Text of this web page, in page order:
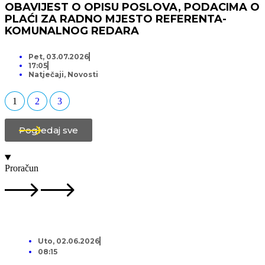
OBAVIJEST O OPISU POSLOVA, PODACIMA O
PLAĆI ZA RADNO MJESTO REFERENTA-
KOMUNALNOG REDARA
Pet, 03.07.2026
17:05
Natječaji, Novosti
1 2 3
Pogledaj sve
Proračun
Uto, 02.06.2026
08:15